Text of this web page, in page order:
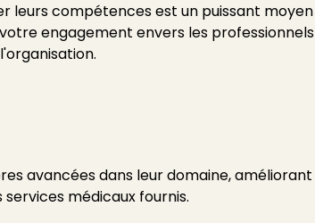
leurs compétences est un puissant moyen
engagement envers les professionnels
avancées dans leur domaine, améliorant
médicaux fournis.